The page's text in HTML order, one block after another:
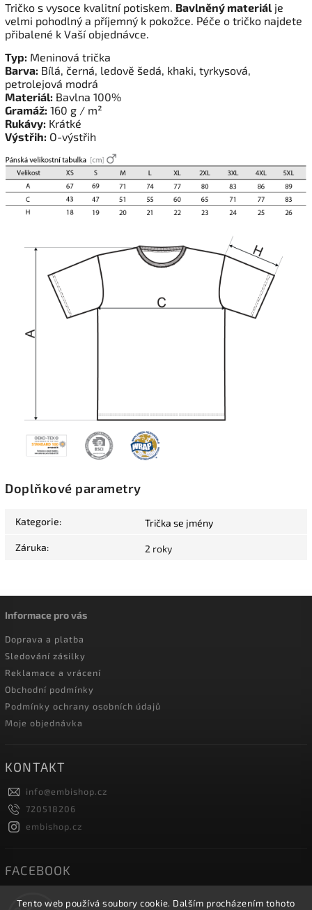
Tento web používá soubory cookie. Dalším procházením tohoto
Tričko s vysoce kvalitní potiskem. Bavlněný materiál je
velmi pohodlný a příjemný k pokožce. Péče o tričko najdete
přibalené k Vaší objednávce.
Typ: Meninová trička
Barva: Bílá, černá, ledově šedá, khaki, tyrkysová,
petrolejová modrá
Materiál: Bavlna 100%
Gramáž: 160 g / m²
Rukávy: Krátké
Výstřih: O-výstřih
Doplňkové parametry
Kategorie: Trička se jmény
Záruka: 2 roky
Informace pro vás
Doprava a platba
Sledování zásilky
Reklamace a vrácení
Obchodní podmínky
Podmínky ochrany osobních údajů
Moje objednávka
KONTAKT
info@embishop.cz
720518206
embishop.cz
FACEBOOK